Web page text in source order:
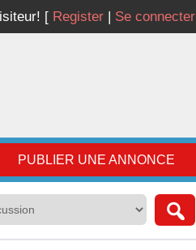
[ Register | Se connecter
PUBLIER UNE ANNONCE